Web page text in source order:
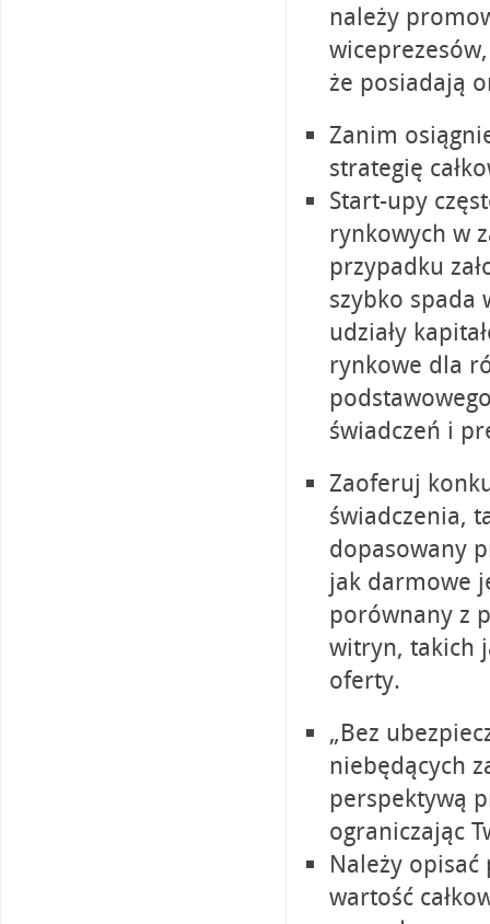
należy
że posiadają
Zanim
strategię
Start-upy
rynkowych w
przypadku
szybko spada
udziały
rynkowe dla
świadczeń i
Zaoferuj
świadczenia,
dopasowany
jak darmowe
porównany z
witryn, takich
oferty.
„Bez
niebędących
perspektywą
ograniczając
Należy
wartość